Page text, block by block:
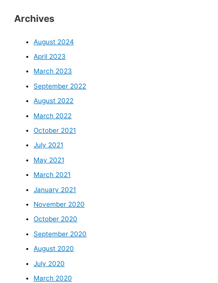
Archives
August 2024
April 2023
March 2023
September 2022
August 2022
March 2022
October 2021
July 2021
May 2021
March 2021
January 2021
November 2020
October 2020
September 2020
August 2020
July 2020
March 2020